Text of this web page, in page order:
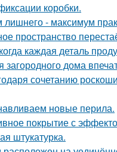
коробки.
- максимум
пространство
каждая деталь
загородного дома
сочетанию
новые перила.
покрытие с
штукатурка.